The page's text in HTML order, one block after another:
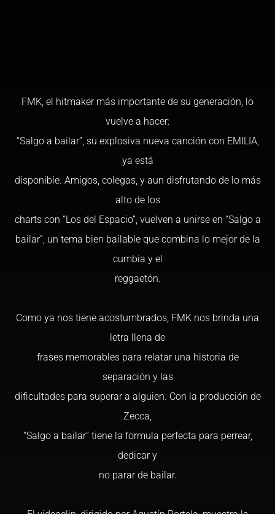
FMK, el hitmaker más importante de su generación, lo
vuelve a hacer:
“Salgo a bailar”, su explosiva nueva canción con EMILIA,
ya está
disponible. Amigos, colegas, y aun disfrutando de lo más
alto de los
charts con “Los del Espacio”, vuelven a unirse en “Salgo a
bailar”, un tema bien bailable que combina lo mejor de la
cumbia y el
reggaetón.
Como ya nos tiene acostumbrados, FMK nos brinda una
letra llena de
frases memorables para relatar una historia de
separación y las
dificultades para superar a alguien. Con la producción de
Zecca,
“Salgo a bailar” tiene la formula perfecta para perrear,
dedicar y
no parar de bailar.